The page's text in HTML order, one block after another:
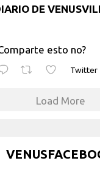
DE
esto no?
Twitter
Load More